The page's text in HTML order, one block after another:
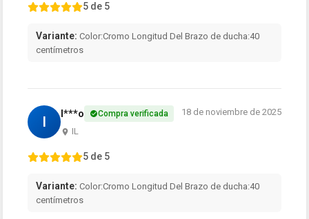
5 de 5
Variante: Color:Cromo Longitud Del Brazo de ducha:40
centímetros
I I***o Compra verificada
IL
18 de noviembre de 2025
5 de 5
Variante: Color:Cromo Longitud Del Brazo de ducha:40
centímetros